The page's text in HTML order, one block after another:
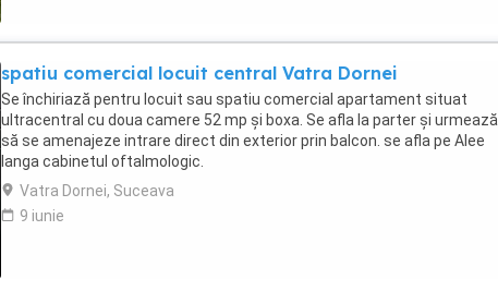
spatiu comercial locuit central Vatra Dornei
Se închiriază pentru locuit sau spatiu comercial apartament situat
ultracentral cu doua camere 52 mp și boxa. Se afla la parter și urmează
să se amenajeze intrare direct din exterior prin balcon. se afla pe Alee
langa cabinetul oftalmologic.
Vatra Dornei, Suceava
9 iunie